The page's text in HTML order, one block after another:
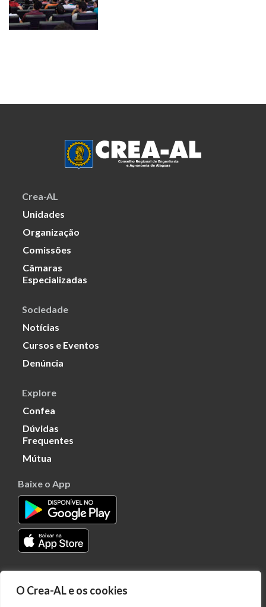
O Crea-AL e os cookies
Crea-AL
Unidades
Organização
Comissões
Câmaras
Especializadas
Sociedade
Notícias
Cursos e Eventos
Denúncia
Explore
Confea
Dúvidas
Frequentes
Mútua
Baixe o App
Transparência
Portal